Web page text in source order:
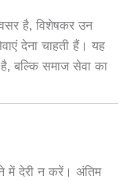
है, विशेषकर उन
देना चाहती हैं। यह
है, बल्कि समाज सेवा का
में देरी न करें। अंतिम